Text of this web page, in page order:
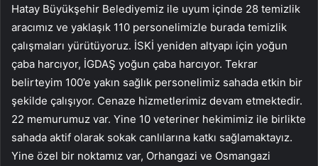
Hatay Büyükşehir Belediyemiz ile uyum içinde 28 temizlik
aracımız ve yaklaşık 110 personelimizle burada temizlik
çalışmaları yürütüyoruz. İSKİ yeniden altyapı için yoğun
çaba harcıyor, İGDAŞ yoğun çaba harcıyor. Tekrar
belirteyim 100’e yakın sağlık personelimiz sahada etkin bir
şekilde çalışıyor. Cenaze hizmetlerimiz devam etmektedir.
22 memurumuz var. Yine 10 veteriner hekimimiz ile birlikte
sahada aktif olarak sokak canlılarına katkı sağlamaktayız.
Yine özel bir noktamız var, Orhangazi ve Osmangazi